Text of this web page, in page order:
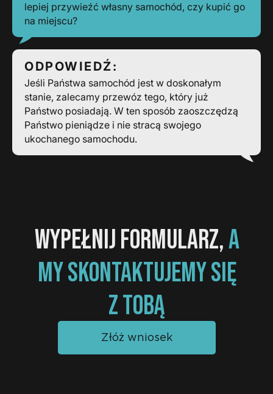
lepiej przywieźć własny samochód, czy kupić go
na miejscu?
ODPOWIEDŹ:
Jeśli Państwa samochód jest w doskonałym
stanie, zalecamy przewóz tego, który już
Państwo posiadają. W ten sposób zaoszczędzą
Państwo pieniądze i nie stracą swojego
ukochanego samochodu.
WYPEŁNIJ FORMULARZ,A
MY SKONTAKTUJEMY SIĘ
Z TOBĄ
Złóż wniosek